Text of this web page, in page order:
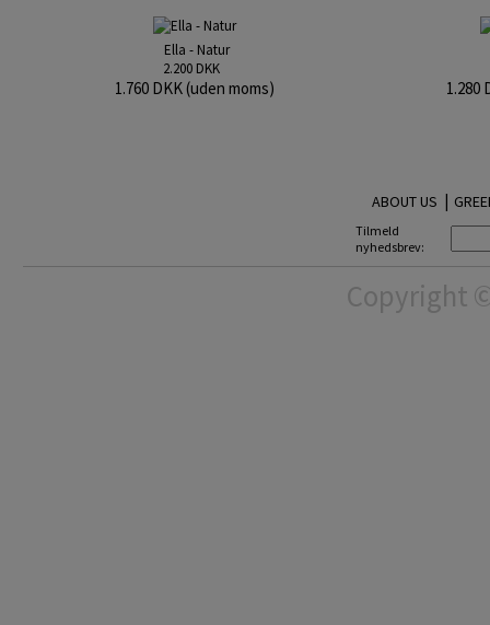
Ella - Natur
2.200 DKK
1.760 DKK (uden moms) 1.280
ABOUT US |
Tilmeld
nyhedsbrev:
Copyright